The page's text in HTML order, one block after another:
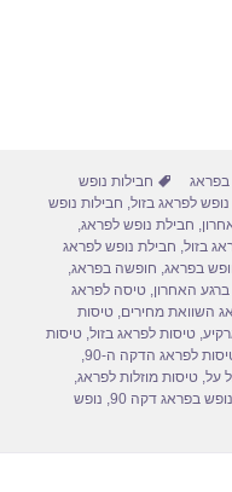
בפראג תגיות
חבילות נופש
נופש לפראג בזול, חבילות נופש
, חבילת נופש לפראג,
בזול, חבילת נופש לפראג
בפראג, חופשה בפראג,
האחרון,טיסה לפראג
השוואת מחירים,טיסות
,טיסות לפראג בזול,טיסות
לפראג הדקה ה-90
,
על,טיסות מוזלות לפראג,
נופש בפראג דקה 90 , נופש